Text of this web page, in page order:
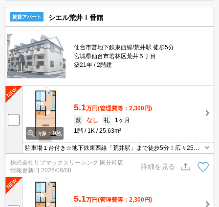
賃貸アパート シエル荒井Ⅰ番館
仙台市営地下鉄東西線/荒井駅 徒歩5分
宮城県仙台市若林区荒井５丁目
築21年
2階建
画像：9枚
5.1万円(管理費等：2,300円)
敷
なし 礼
1ヶ月
1階
1K 25.63m²
駐車場１台付き☆地下鉄東西線「荒井駅」まで徒歩5分！広々25㎡
の1K。洗髪洗面化粧台・ロフト付きです。コンビニ・スーパーも近
くお買物も便利です。
株式会社リブマックスリーシング 国分町店
情報更新日 2026/08/08
詳細を見る
5.1万円(管理費等：2,300円)